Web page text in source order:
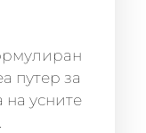
путер за
усните